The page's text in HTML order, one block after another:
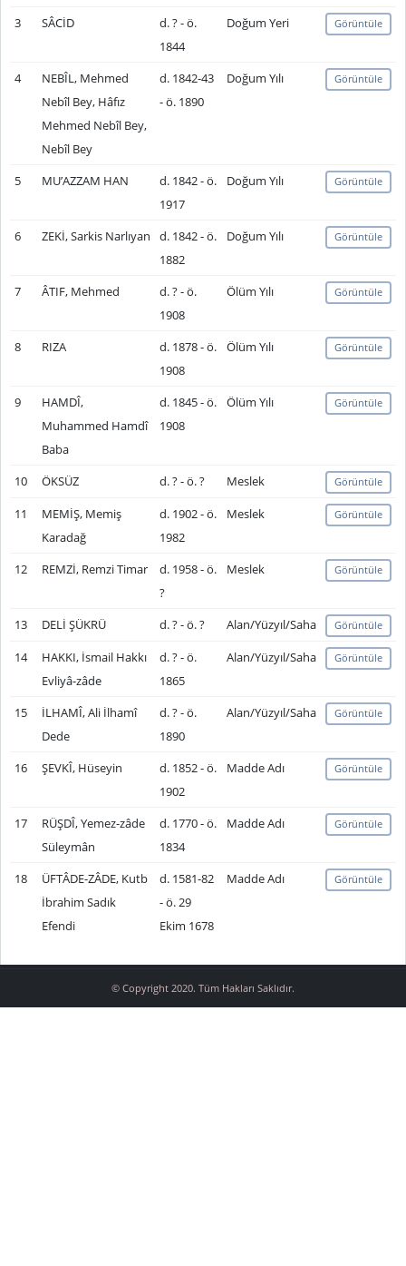
3 SÂCİD
d. ? - ö.
1844
Doğum Yeri Görüntüle
4
NEBÎL, Mehmed
Nebîl Bey, Hâfız
Mehmed Nebîl Bey,
Nebîl Bey
d. 1842-43
- ö. 1890
Doğum Yılı Görüntüle
5 MUʼAZZAM HAN
d. 1842 - ö.
1917
Doğum Yılı Görüntüle
6 ZEKİ, Sarkis Narlıyan
d. 1842 - ö.
1882
Doğum Yılı Görüntüle
7 ÂTIF, Mehmed
d. ? - ö.
1908
Ölüm Yılı Görüntüle
8 RIZA
d. 1878 - ö.
1908
Ölüm Yılı Görüntüle
9
HAMDÎ,
Muhammed Hamdî
Baba
d. 1845 - ö.
1908
Ölüm Yılı Görüntüle
10 ÖKSÜZ d. ? - ö. ? Meslek Görüntüle
11
MEMİŞ, Memiş
Karadağ
d. 1902 - ö.
1982
Meslek Görüntüle
12 REMZİ, Remzi Timar
d. 1958 - ö.
?
Meslek Görüntüle
13 DELİ ŞÜKRÜ d. ? - ö. ? Alan/Yüzyıl/Saha Görüntüle
14
HAKKI, İsmail Hakkı
Evliyâ-zâde
d. ? - ö.
1865
Alan/Yüzyıl/Saha Görüntüle
15
İLHAMÎ, Ali İlhamî
Dede
d. ? - ö.
1890
Alan/Yüzyıl/Saha Görüntüle
16 ŞEVKÎ, Hüseyin
d. 1852 - ö.
1902
Madde Adı Görüntüle
17
RÜŞDÎ, Yemez-zâde
Süleymân
d. 1770 - ö.
1834
Madde Adı Görüntüle
18
ÜFTÂDE-ZÂDE, Kutb
İbrahim Sadık
Efendi
d. 1581-82
- ö. 29
Ekim 1678
Madde Adı Görüntüle
© Copyright 2020. Tüm Hakları Saklıdır.